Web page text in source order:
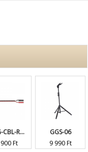
CBL-R...
Ft
GGS-06
9 990 Ft